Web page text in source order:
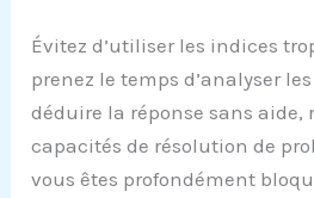
Évitez d’utiliser les indices
prenez le temps d’analyser
déduire la réponse sans aide,
capacités de résolution de
vous êtes profondément